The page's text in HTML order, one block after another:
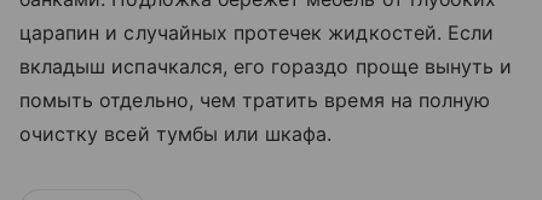
царапин и случайных протечек жидкостей. Если
вкладыш испачкался, его гораздо проще вынуть и
помыть отдельно, чем тратить время на полную
очистку всей тумбы или шкафа.